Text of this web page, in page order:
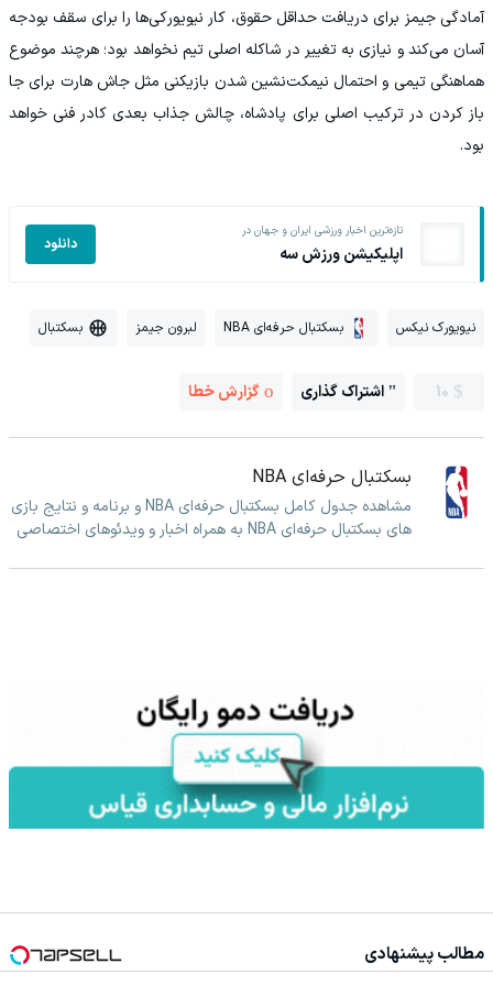
آمادگی جیمز برای دریافت حداقل حقوق، کار نیویورکی‌ها را برای سقف بودجه
آسان می‌کند و نیازی به تغییر در شاکله اصلی تیم نخواهد بود؛ هرچند موضوع
هماهنگی تیمی و احتمال نیمکت‌نشین شدن بازیکنی مثل جاش هارت برای جا
باز کردن در ترکیب اصلی برای پادشاه، چالش جذاب بعدی کادر فنی خواهد
بود.
تازه‌ترین اخبار ورزشی ایران و جهان در
اپلیکیشن ورزش سه دانلود
نیویورک نیکس بسکتبال حرفه‌ای NBA لبرون جیمز بسکتبال
10 اشتراک گذاری گزارش خطا
بسکتبال حرفه‌ای NBA
مشاهده جدول کامل بسکتبال حرفه‌ای NBA و برنامه و نتایج بازی
های بسکتبال حرفه‌ای NBA به همراه اخبار و ویدئوهای اختصاصی
مطالب پیشنهادی